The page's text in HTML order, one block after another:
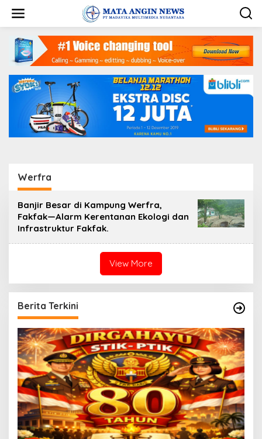
i
Werfra
Banjir Besar di Kampung Werfra,
Fakfak—Alarm Kerentanan Ekologi dan
Infrastruktur Fakfak.
View More
Berita Terkini